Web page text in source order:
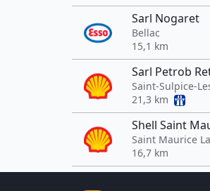
Sarl Nogaret
Bellac
15,1 km
Sarl Petrob
Saint-Sulpice-
21,3 km
Shell Saint
Saint Maurice
16,7 km